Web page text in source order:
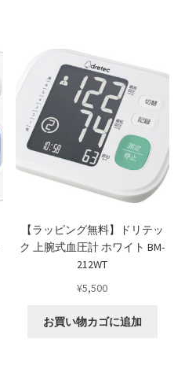
【ラッピング無料】ドリテッ
ク 上腕式血圧計 ホワイト BM-
212WT
¥5,500
お買い物カゴに追加